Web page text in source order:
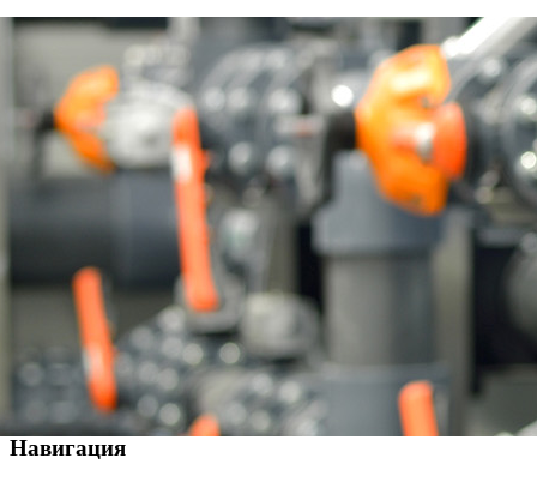
8 (496) 610-00-84 8 (926) 219-57-91
Навигация